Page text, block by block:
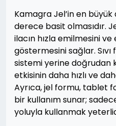
Kamagra Jel’in en büyük
derece basit olmasıdır.
ilacın hızla emilmesini
göstermesini sağlar.
sistemi yerine doğrudan
etkisinin daha hızlı ve
Ayrıca, jel formu, tablet
bir kullanım sunar;
yoluyla kullanmak